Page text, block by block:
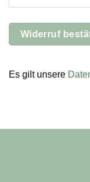
Widerruf
Es gilt unsere